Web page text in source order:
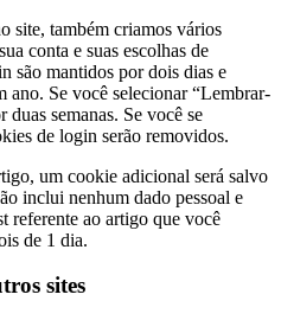
site, também criamos vários
conta e suas escolhas de
são mantidos por dois dias e
ano. Se você selecionar “Lembrar-
duas semanas. Se você se
de login serão removidos.
um cookie adicional será salvo
inclui nenhum dado pessoal e
referente ao artigo que você
de 1 dia.
sites